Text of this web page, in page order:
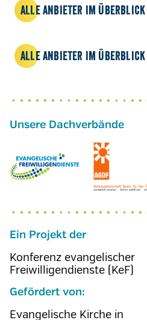
ALLE ANBIETER IM ÜBERBLICK
ALLE ANBIETER IM ÜBERBLICK
Ein Projekt der
Konferenz evangelischer
Freiwilligendienste (KeF)
Gefördert von:
Evangelische Kirche in